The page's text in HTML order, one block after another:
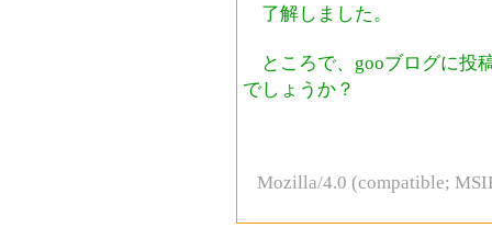
了解しました。
ところで、gooブログに投
でしょうか？
Mozilla/4.0 (compatible;